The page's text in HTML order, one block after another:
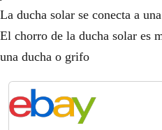
La ducha solar se conecta a
El chorro de la ducha solar es
una ducha o grifo